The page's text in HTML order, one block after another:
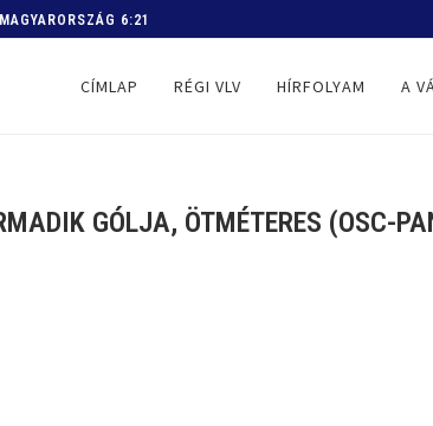
A TOVÁBBI PROGRAM
CÍMLAP RÉGI VLV HÍRFOLYAM A
GÓLJA, ÖTMÉTERES (OSC-